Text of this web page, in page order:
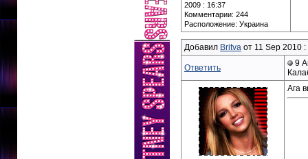
2009 : 16:37
Комментарии: 244
Расположение: Украина
Добавил Britva от 11 Sep 2010
Ответить
9
Ага